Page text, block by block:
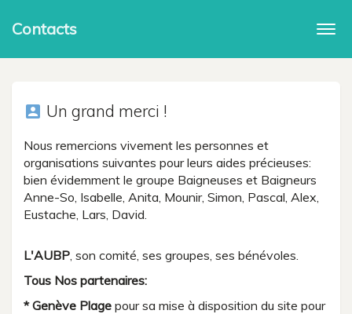
Contacts
account_box Un grand merci !
Nous remercions vivement les personnes et
organisations suivantes pour leurs aides précieuses:
bien évidemment le groupe Baigneuses et Baigneurs
Anne-So, Isabelle, Anita, Mounir, Simon, Pascal, Alex,
Eustache, Lars, David.
L'AUBP, son comité, ses groupes, ses bénévoles.
Tous Nos partenaires:
* Genève Plage pour sa mise à disposition du site pour